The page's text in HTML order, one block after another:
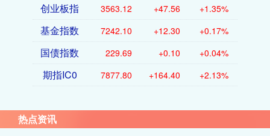
创业板指 3563.12 +47.56 +1.35%
基金指数 7242.10 +12.30 +0.17%
国债指数 229.69 +0.10 +0.04%
期指IC0 7877.80 +164.40 +2.13%
热点资讯